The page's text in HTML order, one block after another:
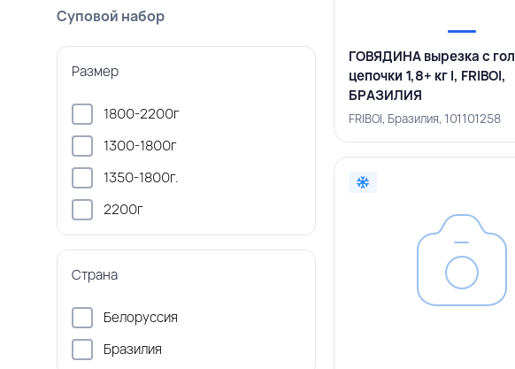
Суповой набор
Размер
1800-2200г
1300-1800г
1350-1800г.
2200г
Страна
Белоруссия
Бразилия
ГОВЯДИНА вырезка с
цепочки 1,8+ кг I, FRIBOI,
БРАЗИЛИЯ
FRIBOI, Бразилия, 101101258